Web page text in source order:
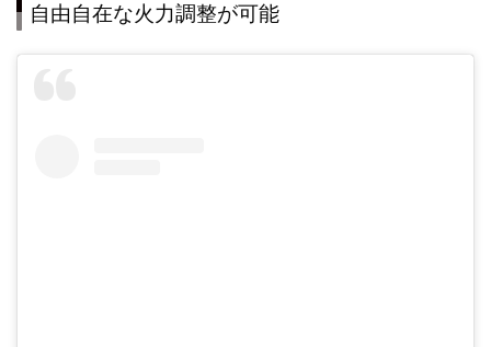
自由自在な火力調整が可能